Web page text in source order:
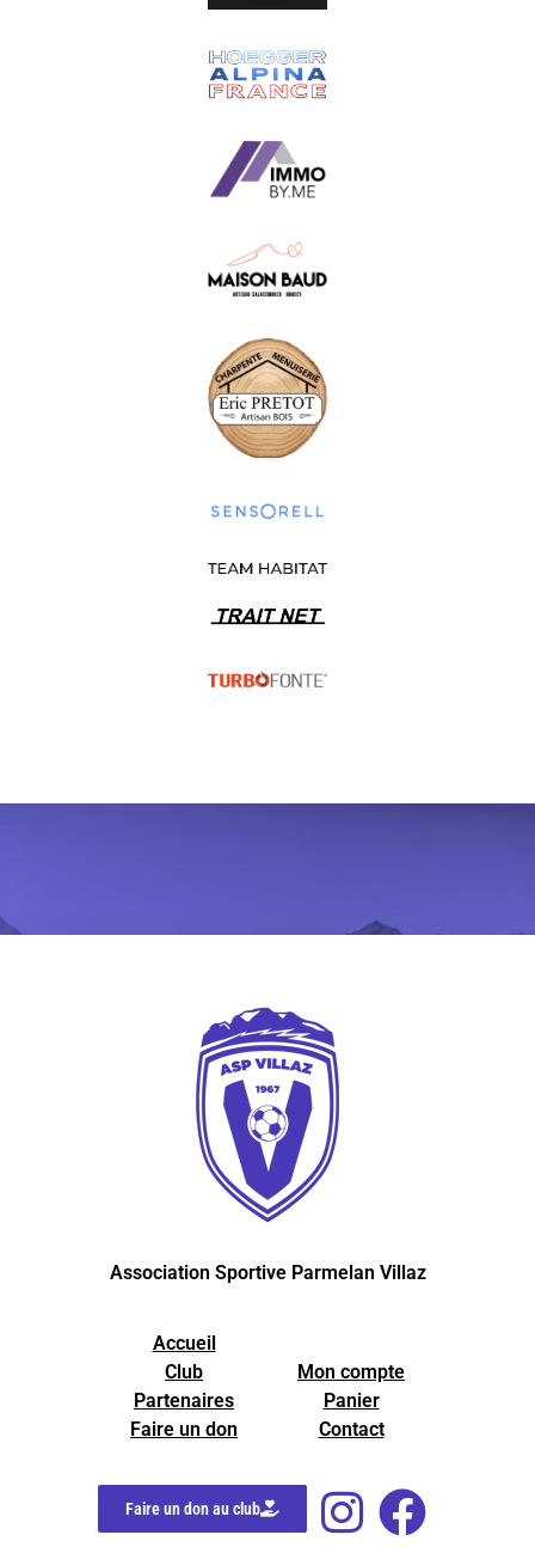
Association Sportive Parmelan Villaz
Accueil
Club
Partenaires
Faire un don
Mon compte
Panier
Contact
Faire un don au club